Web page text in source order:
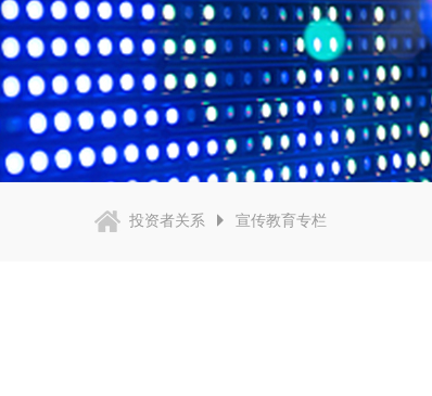
投资者关系 宣传教育专栏